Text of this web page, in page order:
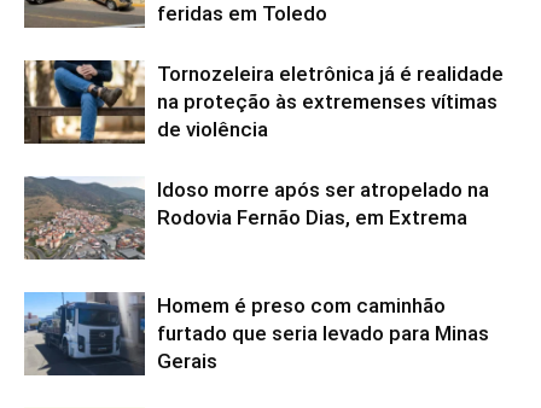
feridas em Toledo
Tornozeleira eletrônica já é realidade
na proteção às extremenses vítimas
de violência
Idoso morre após ser atropelado na
Rodovia Fernão Dias, em Extrema
Homem é preso com caminhão
furtado que seria levado para Minas
Gerais